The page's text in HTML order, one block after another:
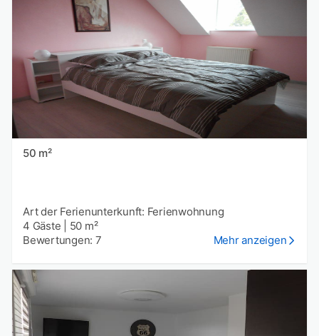
50 m²
Art der Ferienunterkunft: Ferienwohnung
4 Gäste
50 m²
Bewertungen: 7
Mehr anzeigen